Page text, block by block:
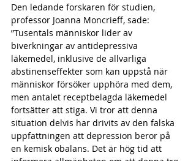
Den ledande forskaren för studien,
professor Joanna Moncrieff, sade:
”Tusentals människor lider av
biverkningar av antidepressiva
läkemedel, inklusive de allvarliga
abstinenseffekter som kan uppstå när
människor försöker upphöra med dem,
men antalet receptbelagda läkemedel
fortsätter att stiga. Vi tror att denna
situation delvis har drivits av den falska
uppfattningen att depression beror på
en kemisk obalans. Det är hög tid att